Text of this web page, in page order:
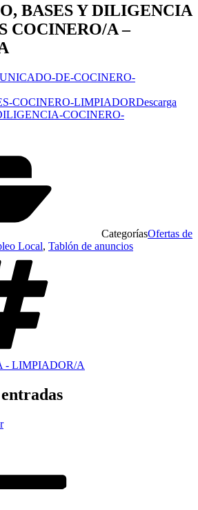
BASES Y DILIGENCIA
COCINERO/A –
DE-COCINERO-
COCINERO-LIMPIADORDescarga
COCINERO-
CategoríasOfertas de
Local, Tablón de anuncios
- LIMPIADOR/A